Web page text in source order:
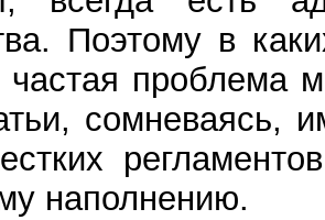
Поэтому в
частая проблема
сомневаясь,
наполнению.